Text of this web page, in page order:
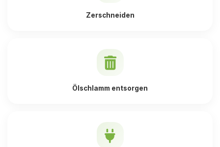
Zerschneiden
Ölschlamm entsorgen